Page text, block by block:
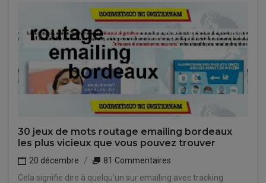
30 jeux de mots routage emailing bordeaux
les plus vicieux que vous pouvez trouver
20 décembre
81 Commentaires
Cela signifie dire à quelqu'un sur emailing avec tracking